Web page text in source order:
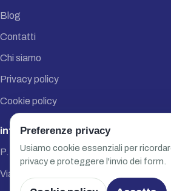
Blog
Contatti
Chi siamo
Privacy policy
Cookie policy
info@sorgetech.it
P.IVA / C.F. 04568230249
Via Pasubio, 126/C - 36015 Schio (VI)
Preferenze privacy
Usiamo cookie essenziali per
privacy e proteggere l'invio dei form.